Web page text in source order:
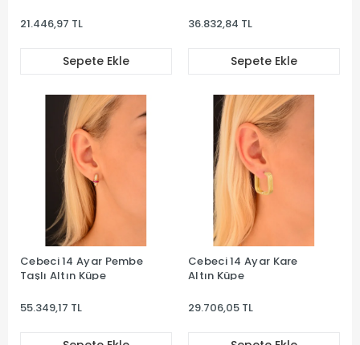
21.446,97 TL
Sepete Ekle
36.832,84 TL
Sepete Ekle
Cebeci 14 Ayar Pembe
Taşlı Altın Küpe
55.349,17 TL
Cebeci 14 Ayar Kare
Altın Küpe
29.706,05 TL